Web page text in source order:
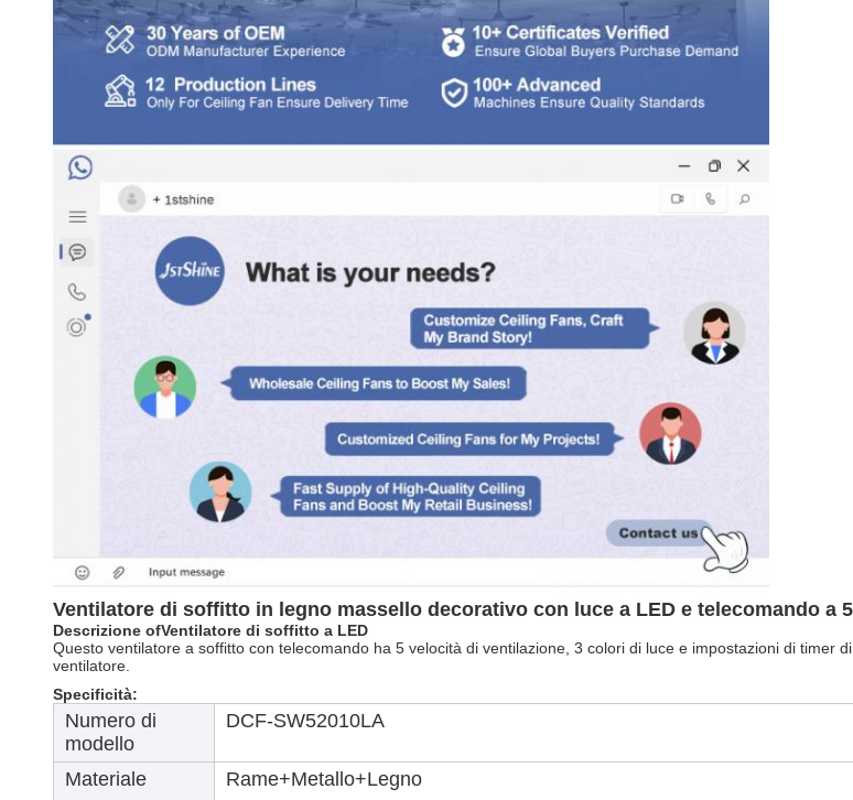
Ventilatore di soffitto in legno massello decorativo con luce a LED e telecomando a
Descrizione ofVentilatore di soffitto a LED
Questo ventilatore a soffitto con telecomando ha 5 velocità di ventilazione, 3 colori di luce e impostazioni di timer
ventilatore.
Specificità:
Numero di
modello
DCF-SW52010LA
Materiale
Rame+Metallo+Legno